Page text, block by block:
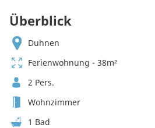
Überblick
Duhnen
Ferienwohnung - 38m²
2 Pers.
Wohnzimmer
1 Bad